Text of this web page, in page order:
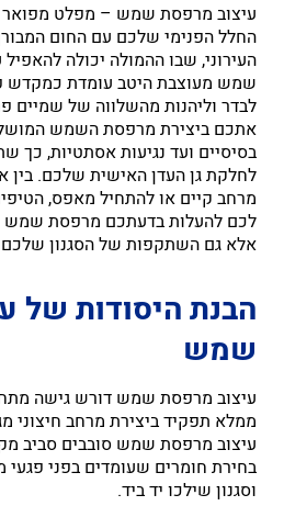
עיצוב מרפסת שמש – מפלט
החלל הפנימי שלכם עם החום
העירוני, שבו ההמולה יכולה
שמש מעוצבת היטב עומדת כמקדש
לבדר וליהנות מהשלווה של שמיים
אתכם ביצירת מרפסת השמש
בסיסיים ועד נגיעות אסתטיות, כך
לחלקת גן העדן האישית שלכם.
מרחב קיים או להתחיל מאפס,
לכם להעלות בדעתכם מרפסת שמש
אלא גם השתקפות של הסגנון שלכם
הבנת היסודות של
שמש
עיצוב מרפסת שמש דורש גישה
ממלא תפקיד ביצירת מרחב חיצוני
עיצוב מרפסת שמש סובבים סביב
בחירת חומרים שעומדים בפני פגעי
וסגנון שילכו יד ביד.